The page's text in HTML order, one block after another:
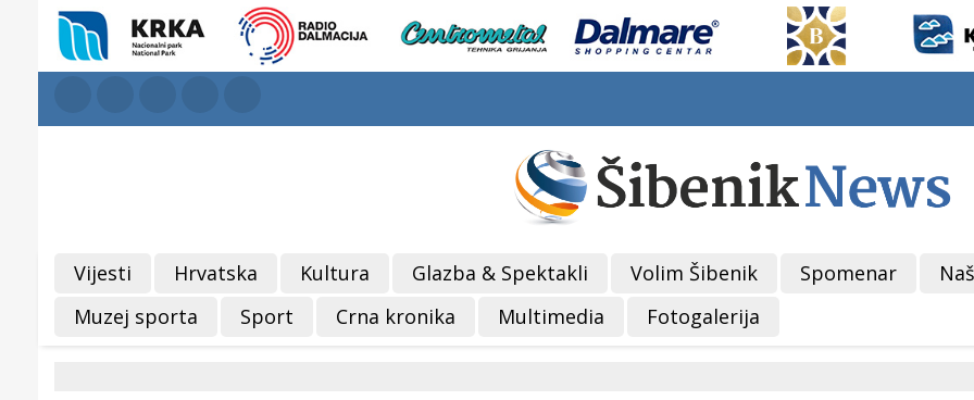
Vijesti Hrvatska Kultura Glazba & Spektakli Volim Šibenik Spomenar
Muzej sporta
Sport Crna kronika Multimedia Fotogalerija